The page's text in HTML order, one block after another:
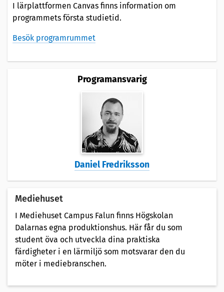
I lärplattformen Canvas finns information om
programmets första studietid.
Besök programrummet
Programansvarig
Daniel Fredriksson
Mediehuset
I Mediehuset Campus Falun finns Högskolan
Dalarnas egna produktionshus. Här får du som
student öva och utveckla dina praktiska
färdigheter i en lärmiljö som motsvarar den du
möter i mediebranschen.